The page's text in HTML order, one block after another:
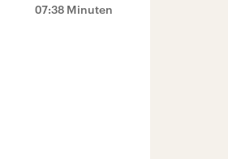
07:38 Minuten